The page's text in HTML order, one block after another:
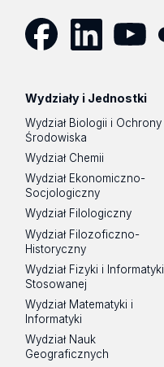
Wydziały i Jednostki
Wydział Biologii i Ochrony
Środowiska
Wydział Chemii
Wydział Ekonomiczno-
Socjologiczny
Wydział Filologiczny
Wydział Filozoficzno-
Historyczny
Wydział Fizyki i Informatyki
Stosowanej
Wydział Matematyki i
Informatyki
Wydział Nauk
Geograficznych